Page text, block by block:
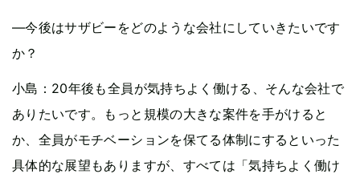
—今後はサザビーをどのような会社にしていきたいです
か？
小島：20年後も全員が気持ちよく働ける、そんな会社で
ありたいです。もっと規模の大きな案件を手がけると
か、全員がモチベーションを保てる体制にするといった
具体的な展望もありますが、すべては「気持ちよく働け